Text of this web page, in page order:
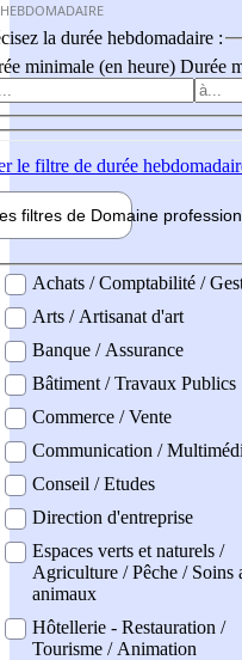
la durée hebdomadaire :
minimale (en heure) Durée
le filtre de durée
filtres de Domaine pro
professionel
Achats / Comptabilité /
Arts / Artisanat d'art
Banque / Assurance
Bâtiment / Travaux Publics
Commerce / Vente
Communication /
Conseil / Etudes
Direction d'entreprise
Espaces verts et naturels /
Agriculture / Pêche / Soins
animaux
Hôtellerie - Restauration /
Tourisme / Animation